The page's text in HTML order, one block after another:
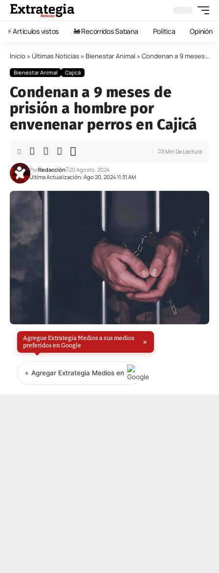
⚡️ Artículos vistos 🚂 Recorridos Sabana Política Opinión
Inicio » Últimas Noticias » Bienestar Animal » Condenan a 9 meses de prisión a hombre por envenenar perros en Cajicá
Bienestar Animal Cajicá
Condenan a 9 meses de
prisión a hombre por
envenenar perros en Cajicá
Última Actualización: Ago 20, 2024 11:31 AM
PorRedacción 20 Agosto, 2024
3 Min De Lectura
Agregue Extrategia Medios a sus medios
preferidos en Google
×
+ Agregar Extrategia Medios en